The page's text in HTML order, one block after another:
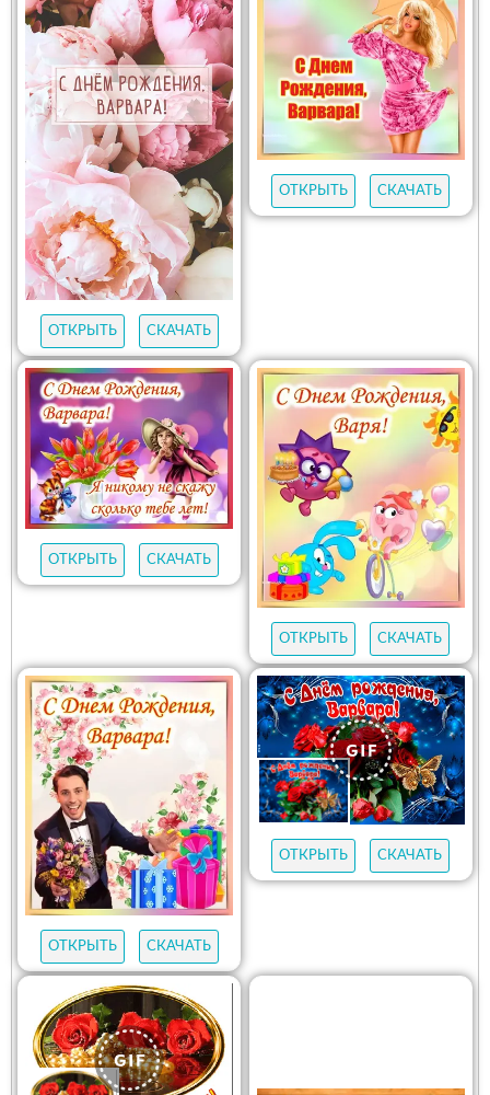
ОТКРЫТЬ СКАЧАТЬ
ОТКРЫТЬ СКАЧАТЬ
ОТКРЫТЬ СКАЧАТЬ
ОТКРЫТЬ СКАЧАТЬ
ОТКРЫТЬ СКАЧАТЬ
ОТКРЫТЬ СКАЧАТЬ